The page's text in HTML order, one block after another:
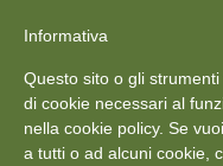
+39 011 18867102
Aceper
Vedi: Protezione dei
Informativa
Questo sito o gli
di cookie necessari al
nella cookie policy. Se
a tutti o ad alcuni cookie,